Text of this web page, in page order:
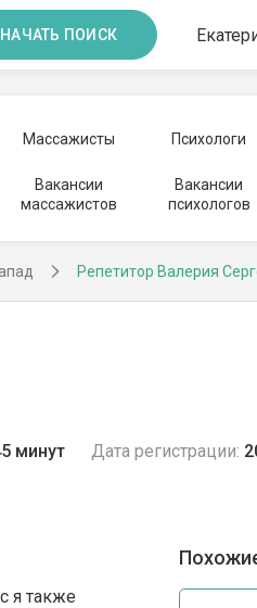
НАЧАТЬ ПОИСК
Массажисты Психологи
Вакансии
массажистов
Вакансии
психологов
Репетитор Валерия
минут Дата регистрации:
я также